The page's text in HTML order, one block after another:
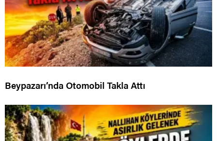
Beypazarı’nda Otomobil Takla Attı